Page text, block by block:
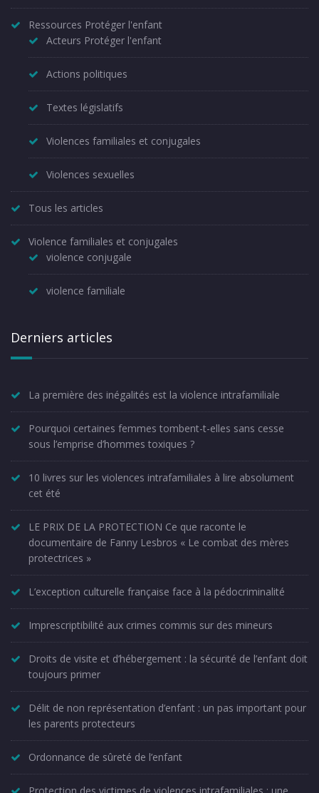
Ressources Protéger l'enfant
Acteurs Protéger l'enfant
Actions politiques
Textes législatifs
Violences familiales et conjugales
Violences sexuelles
Tous les articles
Violence familiales et conjugales
violence conjugale
violence familiale
Derniers articles
La première des inégalités est la violence intrafamiliale
Pourquoi certaines femmes tombent-t-elles sans cesse
sous l’emprise d’hommes toxiques ?
10 livres sur les violences intrafamiliales à lire absolument
cet été
LE PRIX DE LA PROTECTION Ce que raconte le
documentaire de Fanny Lesbros « Le combat des mères
protectrices »
L’exception culturelle française face à la pédocriminalité
Imprescriptibilité aux crimes commis sur des mineurs
Droits de visite et d’hébergement : la sécurité de l’enfant doit
toujours primer
Délit de non représentation d’enfant : un pas important pour
les parents protecteurs
Ordonnance de sûreté de l’enfant